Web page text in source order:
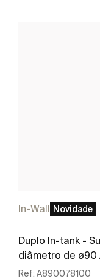
In-Wall Novidade
Duplo In-tank -
diâmetro de ø90
Ref: A890078100